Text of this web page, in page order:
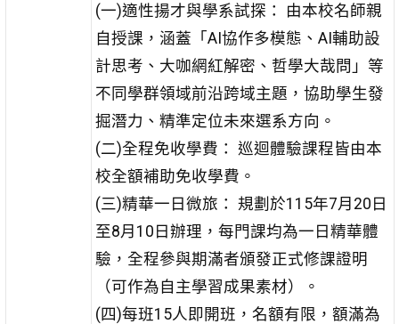
(一)適性揚才與學系試探： 由本校名師親
自授課，涵蓋「AI協作多模態、AI輔助設
計思考、大咖網紅解密、哲學大哉問」等
不同學群領域前沿跨域主題，協助學生發
掘潛力、精準定位未來選系方向。
(二)全程免收學費： 巡迴體驗課程皆由本
校全額補助免收學費。
(三)精華一日微旅： 規劃於115年7月20日
至8月10日辦理，每門課均為一日精華體
驗，全程參與期滿者頒發正式修課證明
（可作為自主學習成果素材）。
(四)每班15人即開班，名額有限，額滿為